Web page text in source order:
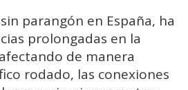
parangón en España, ha
prolongadas en la
de manera
rodado, las conexiones